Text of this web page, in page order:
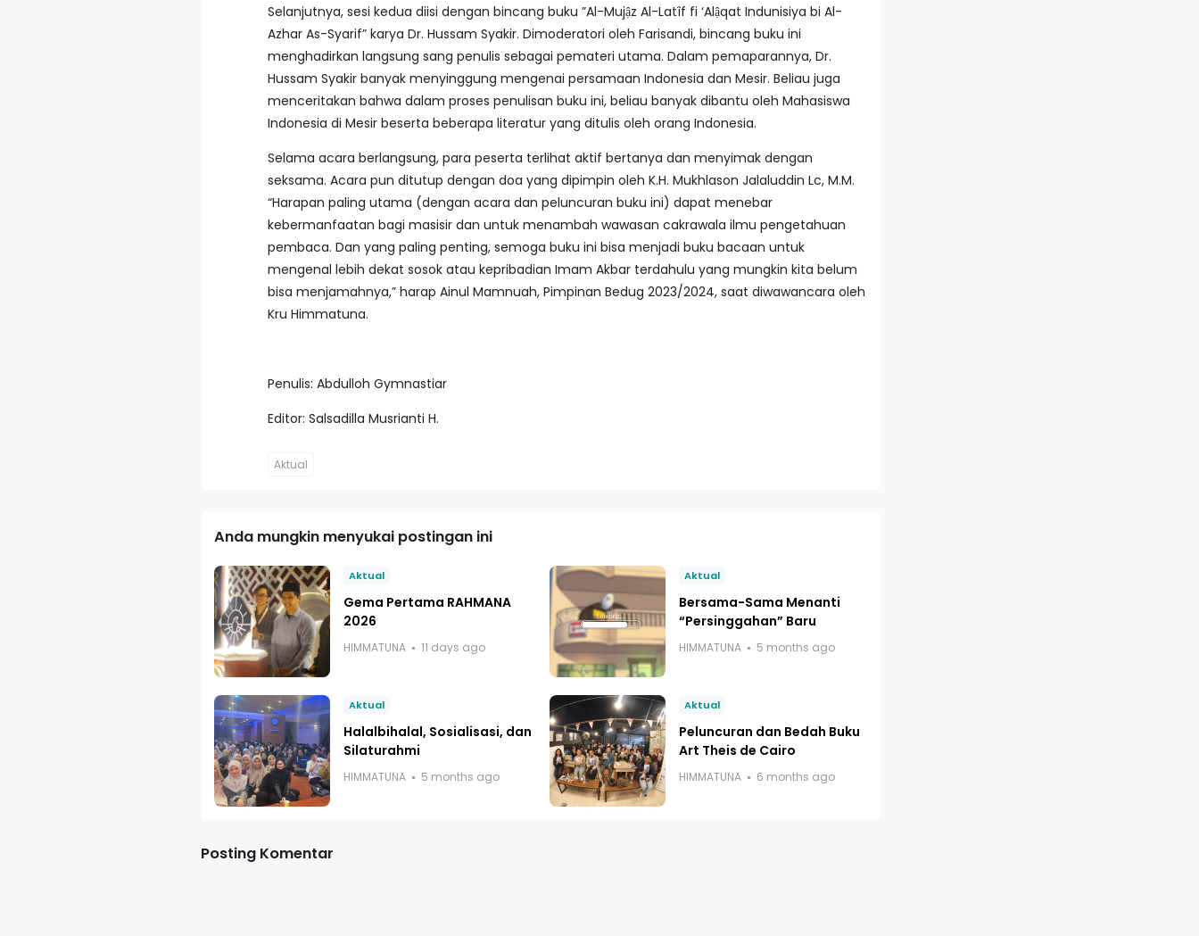
Selanjutnya, sesi kedua diisi dengan bincang buku ”Al-Mujậz Al-Latîf fi ‘Alậqat Indunisiya bi Al-
Azhar As-Syarif” karya Dr. Hussam Syakir. Dimoderatori oleh Farisandi, bincang buku ini
menghadirkan langsung sang penulis sebagai pemateri utama. Dalam pemaparannya, Dr.
Hussam Syakir banyak menyinggung mengenai persamaan Indonesia dan Mesir. Beliau juga
menceritakan bahwa dalam proses penulisan buku ini, beliau banyak dibantu oleh Mahasiswa
Indonesia di Mesir beserta beberapa literatur yang ditulis oleh orang Indonesia.
Selama acara berlangsung, para peserta terlihat aktif bertanya dan menyimak dengan
seksama. Acara pun ditutup dengan doa yang dipimpin oleh K.H. Mukhlason Jalaluddin Lc, M.M.
“Harapan paling utama (dengan acara dan peluncuran buku ini) dapat menebar
kebermanfaatan bagi masisir dan untuk menambah wawasan cakrawala ilmu pengetahuan
pembaca. Dan yang paling penting, semoga buku ini bisa menjadi buku bacaan untuk
mengenal lebih dekat sosok atau kepribadian Imam Akbar terdahulu yang mungkin kita belum
bisa menjamahnya,” harap Ainul Mamnuah, Pimpinan Bedug 2023/2024, saat diwawancara oleh
Kru Himmatuna.
Penulis: Abdulloh Gymnastiar
Editor: Salsadilla Musrianti H.
Aktual
Anda mungkin menyukai postingan ini
Aktual
Gema Pertama RAHMANA
2026
HIMMATUNA 11 days ago
Aktual
Bersama-Sama Menanti
“Persinggahan” Baru
HIMMATUNA 5 months ago
Aktual
Halalbihalal, Sosialisasi, dan
Silaturahmi
HIMMATUNA 5 months ago
Aktual
Peluncuran dan Bedah Buku
Art Theis de Cairo
HIMMATUNA 6 months ago
Posting Komentar